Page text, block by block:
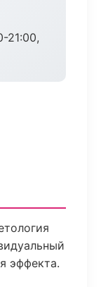
21:00,
эффекта.